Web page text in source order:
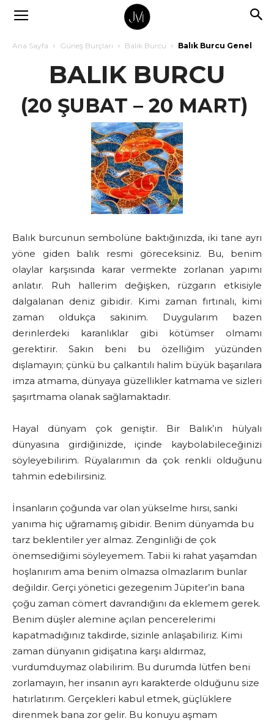
Ana Sayfa Güneş Burçları Balık Burcu Balık Burcu Genel
BALIK BURCU
(20 ŞUBAT – 20 MART)
Balık burcunun sembolüne baktığınızda, iki tane ayrı
yöne giden balık resmi göreceksiniz. Bu, benim
olaylar karşısında karar vermekte zorlanan yapımı
anlatır. Ruh hallerim değişken, rüzgarın etkisiyle
dalgalanan deniz gibidir. Kimi zaman fırtınalı, kimi
zaman oldukça sakinim. Duygularım bazen
derinlerdeki karanlıklar gibi kötümser olmamı
gerektirir. Sakın beni bu özelliğim yüzünden
dışlamayın; çünkü bu çalkantılı halim büyük başarılara
imza atmama, dünyaya güzellikler katmama ve sizleri
şaşırtmama olanak sağlamaktadır.
Hayal dünyam çok geniştir. Bir Balık’ın hülyalı
dünyasına girdiğinizde, içinde kaybolabileceğinizi
söyleyebilirim. Rüyalarımın da çok renkli olduğunu
tahmin edebilirsiniz.
İnsanların çoğunda var olan yükselme hırsı, sanki
yanıma hiç uğramamış gibidir. Benim dünyamda bu
tarz beklentiler yer almaz. Zenginliği de çok
önemsediğimi söyleyemem. Tabii ki rahat yaşamdan
hoşlanırım ama benim olmazsa olmazlarım bunlar
değildir. Gerçi yönetici gezegenim Jüpiter’in bana
çoğu zaman cömert davrandığını da eklemem gerek.
Benim düşler alemine açılan pencerelerimi
kapatmadığınız takdirde, sizinle anlaşabiliriz. Kimi
zaman dünyanın gidişatına karşı aldırmaz,
vurdumduymaz olabilirim. Bu durumda lütfen beni
zorlamayın, her insanın ayrı karakterde olduğunu size
hatırlatırım. Gerçekleri kabul etmek, güçlüklere
direnmek bana zor gelir. Bu konuyu aşmam